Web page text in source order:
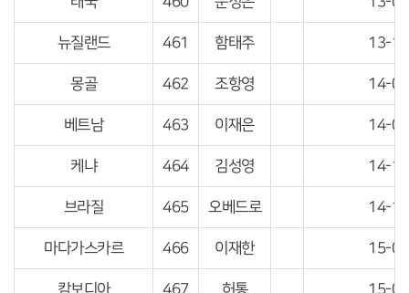
뉴질랜드 461 함태주 13-
몽골 462 조항영 14-
베트남 463 이재은 14-
케냐 464 김성영 14-
브라질 465 오베드로 14-
마다가스카르 466 이재한 15-
캄보디아 467 허통 15-